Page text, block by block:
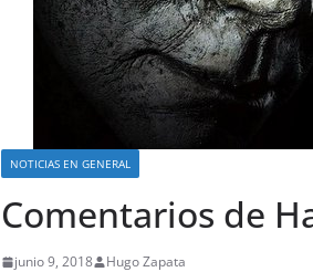
NOTICIAS EN GENERAL
Comentarios de
junio 9, 2018 Hugo Zapata